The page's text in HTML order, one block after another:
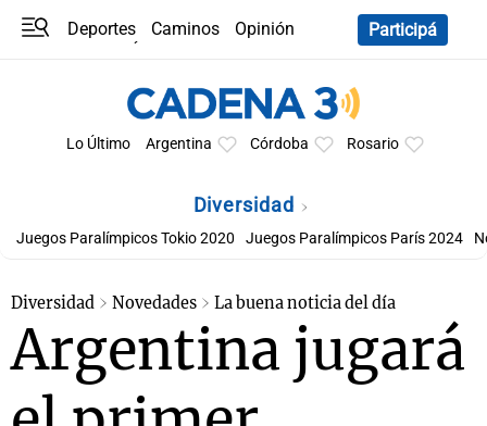
Deportes Caminos
Opinión
Participá
Lo Último Argentina Córdoba Rosario
Diversidad
Juegos Paralímpicos Tokio 2020 Juegos Paralímpicos París 2024
Diversidad Novedades La buena noticia del día
Argentina jugará